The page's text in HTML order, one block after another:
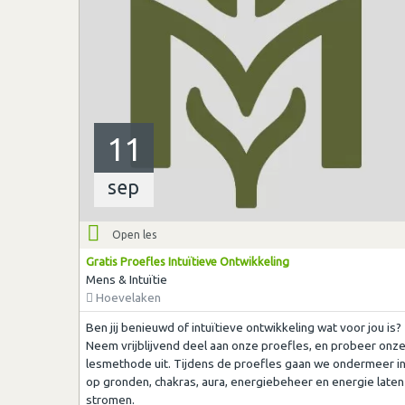
11
sep
Open les
Gratis Proefles Intuïtieve Ontwikkeling
Mens & Intuïtie
Hoevelaken
Ben jij benieuwd of intuïtieve ontwikkeling wat voor jou is?
Neem vrijblijvend deel aan onze proefles, en probeer onze
lesmethode uit. Tijdens de proefles gaan we ondermeer in
op gronden, chakras, aura, energiebeheer en energie laten
stromen.